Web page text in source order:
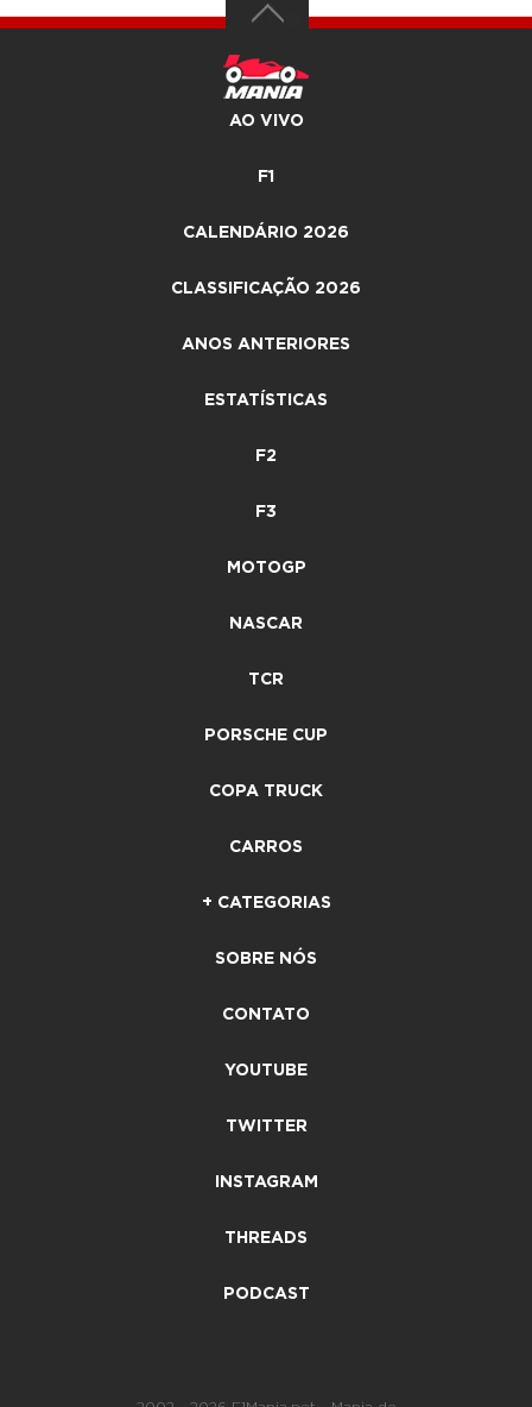
AO VIVO
F1
CALENDÁRIO 2026
CLASSIFICAÇÃO 2026
ANOS ANTERIORES
ESTATÍSTICAS
F2
F3
MOTOGP
NASCAR
TCR
PORSCHE CUP
COPA TRUCK
CARROS
+ CATEGORIAS
SOBRE NÓS
CONTATO
YOUTUBE
TWITTER
INSTAGRAM
THREADS
PODCAST